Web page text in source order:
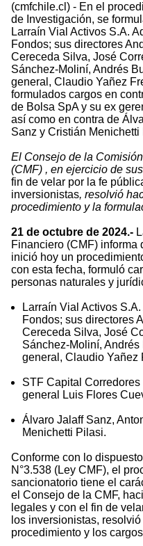
(cmfchile.cl) - En el
de Investigación, se
Larraín Vial Activos S.A.
Fondos; sus directores
Cereceda Silva, José
Sánchez-Moliní, Andrés
general, Claudio Yañez
formulados cargos en
de Bolsa SpA y su ex
así como en contra de
Sanz y Cristián Menichetti
El Consejo de la
(CMF) , en ejercicio de
fin de velar por la fe
inversionistas, resolvió
procedimiento y la
21 de octubre de 2024.-
Financiero (CMF) informa
inició hoy un
con esta fecha, formuló
personas naturales y
Larraín Vial Activos
Fondos; sus directores
Cereceda Silva, José
Sánchez-Moliní,
general, Claudio Yañez
STF Capital
general Luis Flores
Álvaro Jalaff Sanz,
Menichetti Pilasi.
Conforme con lo
N°3.538 (Ley CMF), el
sancionatorio tiene el
el Consejo de la CMF,
legales y con el fin de
los inversionistas,
procedimiento y los